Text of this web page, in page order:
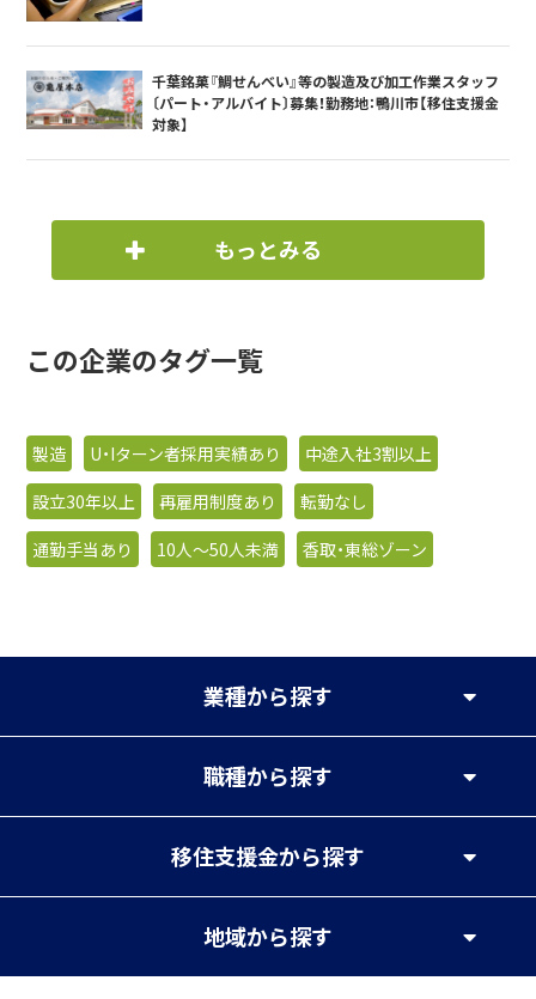
千葉銘菓『鯛せんべい』等の製造及び加工作業スタッフ
〔パート・アルバイト〕募集！勤務地：鴨川市【移住支援金
対象】
もっとみる
この企業のタグ一覧
製造 U・Iターン者採用実績あり
中途入社3割以上
設立30年以上
再雇用制度あり
転勤なし
通勤手当あり
10人〜50人未満 香取・東総ゾーン
業種から探す
職種から探す
移住支援金から探す
地域から探す